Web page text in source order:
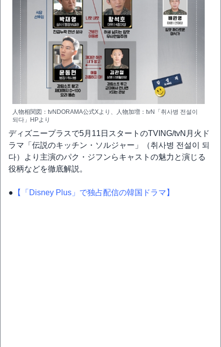
人物相関図：tvNDORAMA公式Xより、人物加増：tvN「취사병 전설이
되다」HPより
ディズニープラスで5月11日スタートのTVING/tvN月火ド
ラマ「伝説のキッチン・ソルジャー」（취사병 전설이 되
다）より主演のパク・ジフンらキャストの魅力と演じる
役柄などを徹底解説。
● 【「Disney Plus」で独占配信の韓国ドラマ】